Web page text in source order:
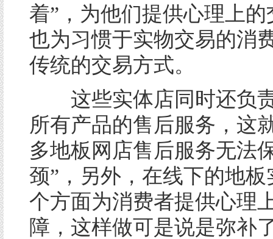
着”，为他们提供心理上
也为习惯于实物交易的消
传统的交易方式。
这些实体店同时还负
所有产品的售后服务，这
多地板网店售后服务无法
颈”，另外，在线下的地
个方面为消费者提供心理
障，这样做可是说是弥补